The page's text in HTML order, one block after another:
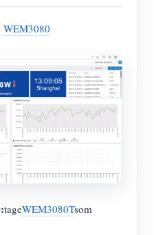
WEM3080
tageWEM3080Tsom